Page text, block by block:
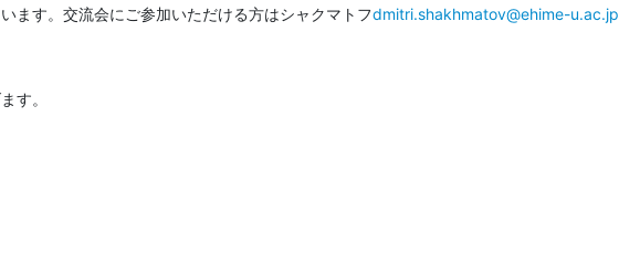
ます。交流会にご参加いただける方はシャクマトフdmitri.shakhmatov@ehime-u.ac.jp
す。